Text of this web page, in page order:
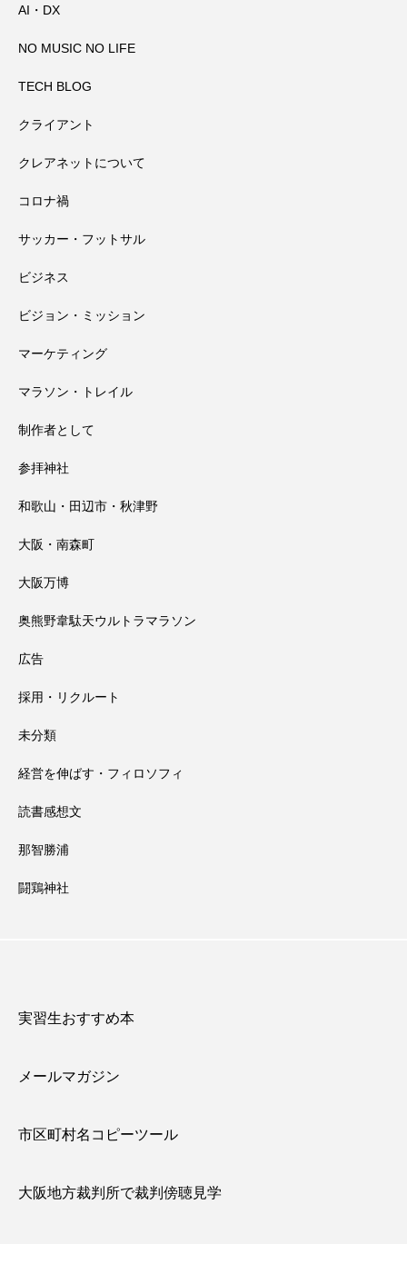
2026.08.02
2026.07.30
AI・DX
NO MUSIC NO LIFE
TECH BLOG
クライアント
クレアネットについて
コロナ禍
サッカー・フットサル
ビジネス
ビジョン・ミッション
マーケティング
マラソン・トレイル
制作者として
参拝神社
和歌山・田辺市・秋津野
大阪・南森町
大阪万博
奥熊野韋駄天ウルトラマラソン
広告
採用・リクルート
未分類
経営を伸ばす・フィロソフィ
読書感想文
那智勝浦
闘鶏神社
実習生おすすめ本
メールマガジン
市区町村名コピーツール
大阪地方裁判所で裁判傍聴見学